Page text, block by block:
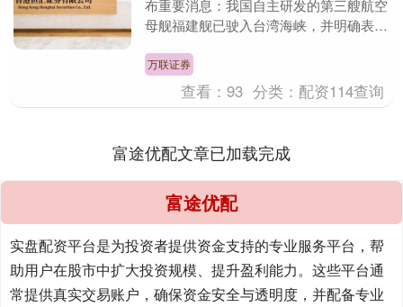
布重要消息：我国自主研发的第三艘航空
母舰福建舰已驶入台湾海峡，并明确表示
试验任务。这一....
万联证券
查看：93 分类： 配资114查询
富途优配文章已加载完成
富途优配
实盘配资平台是为投资者提供资金支持的专业服务平台，帮
助用户在股市中扩大投资规模、提升盈利能力。这些平台通
常提供真实交易账户，确保资金安全与透明度，并配备专业